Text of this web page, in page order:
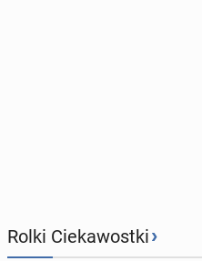
Rolki Ciekawostki›